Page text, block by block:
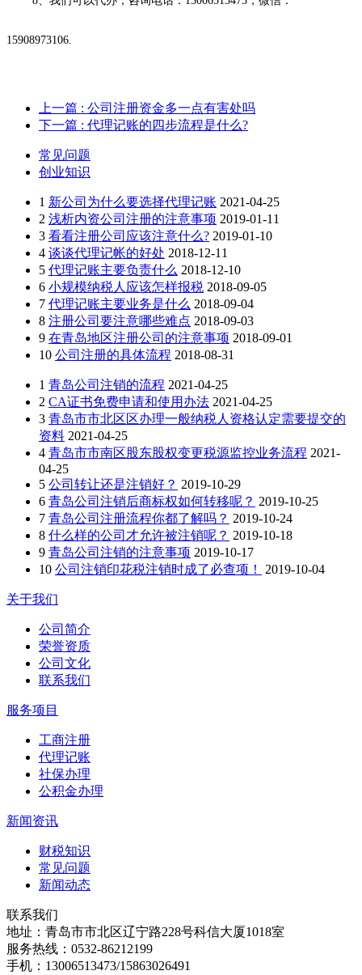
15908973106.
上一篇 : 公司注册资金多一点有害处吗
下一篇 : 代理记账的四步流程是什么?
常见问题
创业知识
1 新公司为什么要选择代理记账 2021-04-25
2 浅析内资公司注册的注意事项 2019-01-11
3 看看注册公司应该注意什么? 2019-01-10
4 谈谈代理记帐的好处 2018-12-11
5 代理记账主要负责什么 2018-12-10
6 小规模纳税人应该怎样报税 2018-09-05
7 代理记账主要业务是什么 2018-09-04
8 注册公司要注意哪些难点 2018-09-03
9 在青岛地区注册公司的注意事项 2018-09-01
10 公司注册的具体流程 2018-08-31
1 青岛公司注销的流程 2021-04-25
2 CA证书免费申请和使用办法 2021-04-25
3 青岛市市北区区办理一般纳税人资格认定需要提交的
资料 2021-04-25
4 青岛市市南区股东股权变更税源监控业务流程 2021-
04-25
5 公司转让还是注销好？ 2019-10-29
6 青岛公司注销后商标权如何转移呢？ 2019-10-25
7 青岛公司注册流程你都了解吗？ 2019-10-24
8 什么样的公司才允许被注销呢？ 2019-10-18
9 青岛公司注销的注意事项 2019-10-17
10 公司注销印花税注销时成了必查项！ 2019-10-04
关于我们
公司简介
荣誉资质
公司文化
联系我们
服务项目
工商注册
代理记账
社保办理
公积金办理
新闻资讯
财税知识
常见问题
新闻动态
联系我们
地址：青岛市市北区辽宁路228号科信大厦1018室
服务热线：0532-86212199
手机：13006513473/15863026491